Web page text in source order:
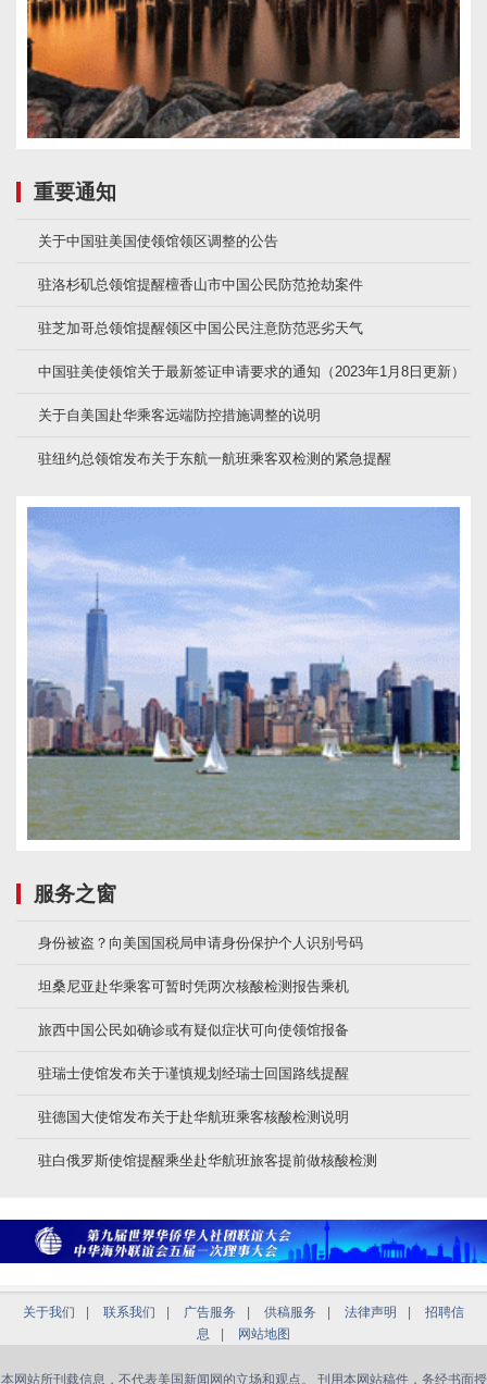
重要通知
关于中国驻美国使领馆领区调整的公告
驻洛杉矶总领馆提醒檀香山市中国公民防范抢劫案件
驻芝加哥总领馆提醒领区中国公民注意防范恶劣天气
中国驻美使领馆关于最新签证申请要求的通知（2023年1月8日更新）
关于自美国赴华乘客远端防控措施调整的说明
驻纽约总领馆发布关于东航一航班乘客双检测的紧急提醒
服务之窗
身份被盗？向美国国税局申请身份保护个人识别号码
坦桑尼亚赴华乘客可暂时凭两次核酸检测报告乘机
旅西中国公民如确诊或有疑似症状可向使领馆报备
驻瑞士使馆发布关于谨慎规划经瑞士回国路线提醒
驻德国大使馆发布关于赴华航班乘客核酸检测说明
驻白俄罗斯使馆提醒乘坐赴华航班旅客提前做核酸检测
关于我们 联系我们 广告服务 供稿服务 法律声明
招聘信
息
网站地图
本网站所刊载信息，不代表美国新闻网的立场和观点。 刊用本网站稿件，务经书面授